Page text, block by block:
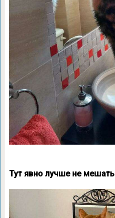
Тут явно лучше не мешать